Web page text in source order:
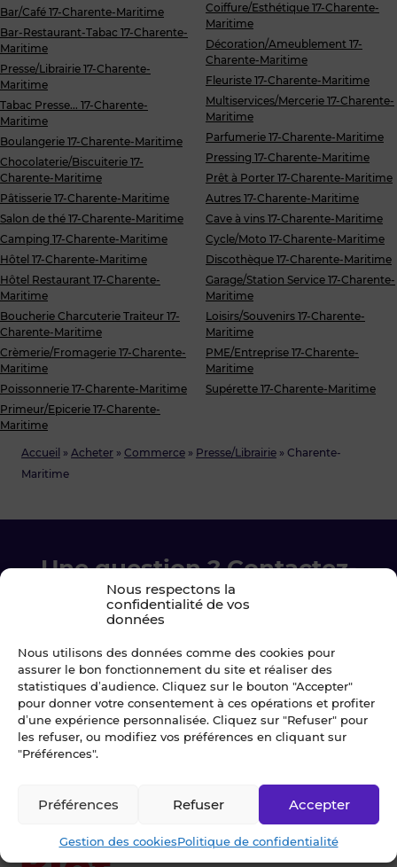
Nous respectons la
confidentialité de vos
données
Nous utilisons des données comme des cookies pour
assurer le bon fonctionnement du site et réaliser des
statistiques d’audience. Cliquez sur le bouton "Accepter"
pour donner votre consentement à ces opérations et profiter
d’une expérience personnalisée. Cliquez sur "Refuser" pour
les refuser, ou modifiez vos préférences en cliquant sur
"Préférences".
Accepter
Refuser
Préférences
Gestion des cookiesPolitique de confidentialité
Accueil » Acheter » Commerce » Presse/Librairie » Charente-
Maritime
Bar/Café 17-Charente-Maritime
Bar-Restaurant-Tabac 17-Charente-
Maritime
Presse/Librairie 17-Charente-
Maritime
Tabac Presse... 17-Charente-
Maritime
Boulangerie 17-Charente-Maritime
Chocolaterie/Biscuiterie 17-
Charente-Maritime
Pâtisserie 17-Charente-Maritime
Salon de thé 17-Charente-Maritime
Camping 17-Charente-Maritime
Hôtel 17-Charente-Maritime
Hôtel Restaurant 17-Charente-
Maritime
Boucherie Charcuterie Traiteur 17-
Charente-Maritime
Crèmerie/Fromagerie 17-Charente-
Maritime
Poissonnerie 17-Charente-Maritime
Primeur/Epicerie 17-Charente-
Maritime
Coiffure/Esthétique 17-Charente-
Maritime
Décoration/Ameublement 17-
Charente-Maritime
Fleuriste 17-Charente-Maritime
Multiservices/Mercerie 17-Charente-
Maritime
Parfumerie 17-Charente-Maritime
Pressing 17-Charente-Maritime
Prêt à Porter 17-Charente-Maritime
Autres 17-Charente-Maritime
Cave à vins 17-Charente-Maritime
Cycle/Moto 17-Charente-Maritime
Discothèque 17-Charente-Maritime
Garage/Station Service 17-Charente-
Maritime
Loisirs/Souvenirs 17-Charente-
Maritime
PME/Entreprise 17-Charente-
Maritime
Supérette 17-Charente-Maritime
Une question ? Contactez-
nous !
accompagner à chaque étape.
Ecrivez-nous